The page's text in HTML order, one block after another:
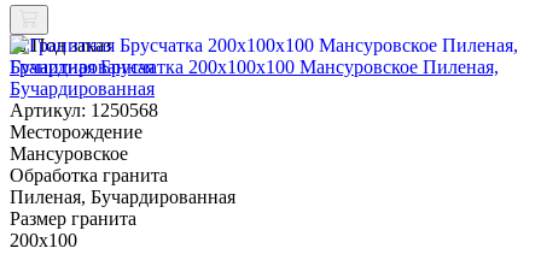
Под заказ
Гранитная Брусчатка 200х100x100 Мансуровское Пиленая,
Бучардированная
Артикул: 1250568
Месторождение
Мансуровское
Обработка гранита
Пиленая, Бучардированная
Размер гранита
200х100